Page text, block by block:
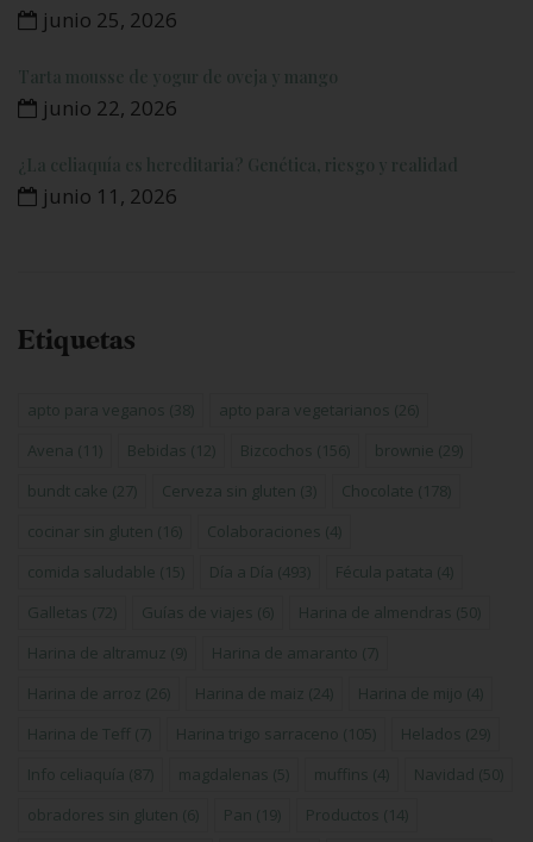
junio 25, 2026
Tarta mousse de yogur de oveja y mango
junio 22, 2026
¿La celiaquía es hereditaria? Genética, riesgo y realidad
junio 11, 2026
Etiquetas
apto para veganos (38) apto para vegetarianos (26)
Avena (11) Bebidas (12) Bizcochos (156) brownie (29)
bundt cake (27) Cerveza sin gluten (3) Chocolate (178)
cocinar sin gluten (16) Colaboraciones (4)
comida saludable (15) Día a Día (493) Fécula patata (4)
Galletas (72) Guías de viajes (6) Harina de almendras (50)
Harina de altramuz (9) Harina de amaranto (7)
Harina de arroz (26) Harina de maiz (24) Harina de mijo (4)
Harina de Teff (7) Harina trigo sarraceno (105) Helados (29)
Info celiaquía (87) magdalenas (5) muffins (4) Navidad (50)
obradores sin gluten (6) Pan (19) Productos (14)